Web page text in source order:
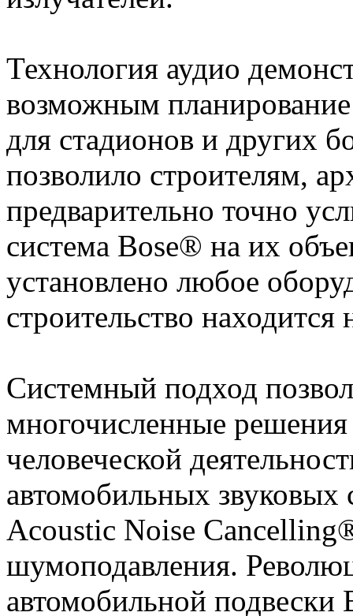
Технология аудио
возможным планирование
для стадионов и других
позволило строителям,
предварительно точно
система Bose® на их
установлено любое
строительство
Системный подход
многочисленные решения
человеческой
автомобильных
Acoustic Noise
шумоподавления.
автомобильной подвески